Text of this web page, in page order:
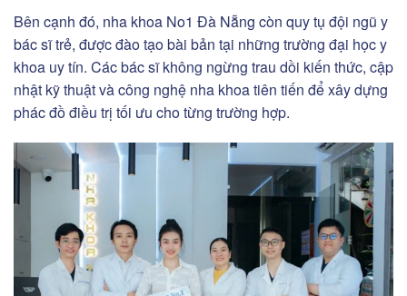
Bên cạnh đó, nha khoa No1 Đà Nẵng còn quy tụ đội ngũ y
bác sĩ trẻ, được đào tạo bài bản tại những trường đại học y
khoa uy tín. Các bác sĩ không ngừng trau dồi kiến thức, cập
nhật kỹ thuật và công nghệ nha khoa tiên tiến để xây dựng
phác đồ điều trị tối ưu cho từng trường hợp.